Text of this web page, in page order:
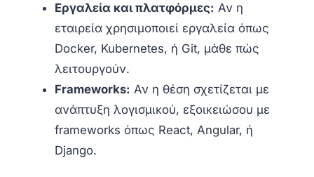
Εργαλεία και πλατφόρμες: Αν η
εταιρεία χρησιμοποιεί εργαλεία όπως
Docker, Kubernetes, ή Git, μάθε πώς
λειτουργούν.
Frameworks: Αν η θέση σχετίζεται με
ανάπτυξη λογισμικού, εξοικειώσου με
frameworks όπως React, Angular, ή
Django.